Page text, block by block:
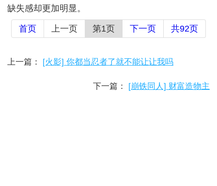
缺失感却更加明显。
首页 上一页 第1页 下一页 共92页
上一篇： [火影] 你都当忍者了就不能让让我吗
下一篇： [崩铁同人] 财富造物主